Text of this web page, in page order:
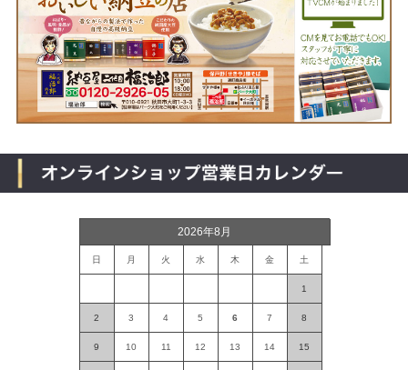
2026年8月
日 月 火 水 木 金 土
1
2 3 4 5 6 7 8
9 10 11 12 13 14 15